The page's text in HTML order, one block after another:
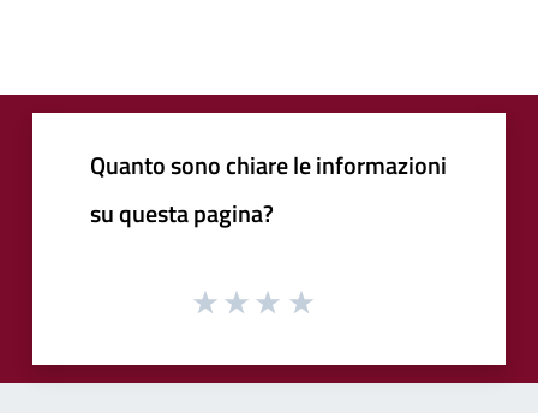
Quanto sono chiare le informazioni
su questa pagina?